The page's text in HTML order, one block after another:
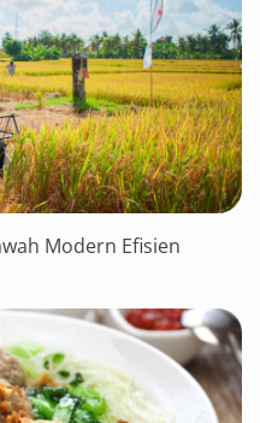
Modern Efisien